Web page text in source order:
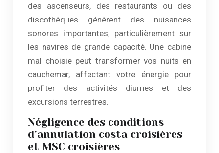
des ascenseurs, des restaurants ou des
discothèques génèrent des nuisances
sonores importantes, particulièrement sur
les navires de grande capacité. Une cabine
mal choisie peut transformer vos nuits en
cauchemar, affectant votre énergie pour
profiter des activités diurnes et des
excursions terrestres.
Négligence des conditions
d’annulation costa croisières
et MSC croisières